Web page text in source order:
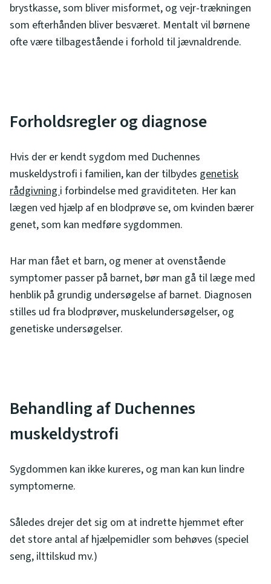
brystkasse, som bliver misformet, og vejr-trækningen
som efterhånden bliver besværet. Mentalt vil børnene
ofte være tilbagestående i forhold til jævnaldrende.
Forholdsregler og diagnose
Hvis der er kendt sygdom med Duchennes
muskeldystrofi i familien, kan der tilbydes genetisk
rådgivning i forbindelse med graviditeten. Her kan
lægen ved hjælp af en blodprøve se, om kvinden bærer
genet, som kan medføre sygdommen.
Har man fået et barn, og mener at ovenstående
symptomer passer på barnet, bør man gå til læge med
henblik på grundig undersøgelse af barnet. Diagnosen
stilles ud fra blodprøver, muskelundersøgelser, og
genetiske undersøgelser.
Behandling af Duchennes
muskeldystrofi
Sygdommen kan ikke kureres, og man kan kun lindre
symptomerne.
Således drejer det sig om at indrette hjemmet efter
det store antal af hjælpemidler som behøves (speciel
seng, ilttilskud mv.)